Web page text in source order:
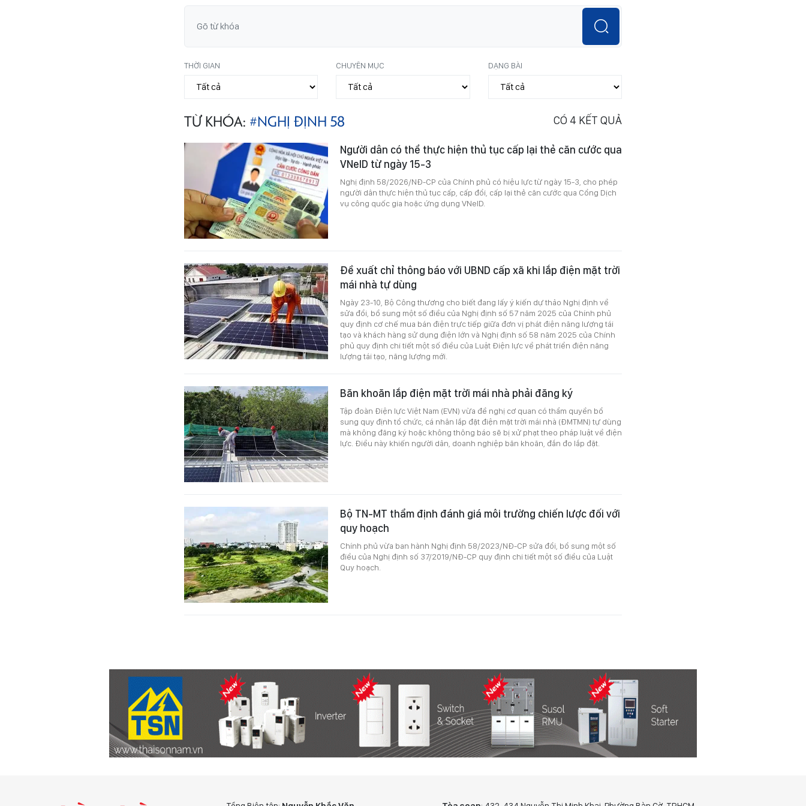
THỜI GIAN CHUYÊN MỤC DẠNG BÀI
TỪ KHÓA: #NGHỊ ĐỊNH 58 CÓ 4 KẾT QUẢ
Người dân có thể thực hiện thủ tục cấp lại thẻ căn cước qua
VNeID từ ngày 15-3
Nghị định 58/2026/NĐ-CP của Chính phủ có hiệu lực từ ngày 15-3, cho phép
người dân thực hiện thủ tục cấp, cấp đổi, cấp lại thẻ căn cước qua Cổng Dịch
vụ công quốc gia hoặc ứng dụng VNeID.
Đề xuất chỉ thông báo với UBND cấp xã khi lắp điện mặt trời
mái nhà tự dùng
Ngày 23-10, Bộ Công thương cho biết đang lấy ý kiến dự thảo Nghị định về
sửa đổi, bổ sung một số điều của Nghị định số 57 năm 2025 của Chính phủ
quy định cơ chế mua bán điện trực tiếp giữa đơn vị phát điện năng lượng tái
tạo và khách hàng sử dụng điện lớn và Nghị định số 58 năm 2025 của Chính
phủ quy định chi tiết một số điều của Luật Điện lực về phát triển điện năng
lượng tái tạo, năng lượng mới.
Băn khoăn lắp điện mặt trời mái nhà phải đăng ký
Tập đoàn Điện lực Việt Nam (EVN) vừa đề nghị cơ quan có thẩm quyền bổ
sung quy định tổ chức, cá nhân lắp đặt điện mặt trời mái nhà (ĐMTMN) tự dùng
mà không đăng ký hoặc không thông báo sẽ bị xử phạt theo pháp luật về điện
lực. Điều này khiến người dân, doanh nghiệp băn khoăn, đắn đo lắp đặt.
Bộ TN-MT thẩm định đánh giá môi trường chiến lược đối với
quy hoạch
Chính phủ vừa ban hành Nghị định 58/2023/NĐ-CP sửa đổi, bổ sung một số
điều của Nghị định số 37/2019/NĐ-CP quy định chi tiết một số điều của Luật
Quy hoạch.